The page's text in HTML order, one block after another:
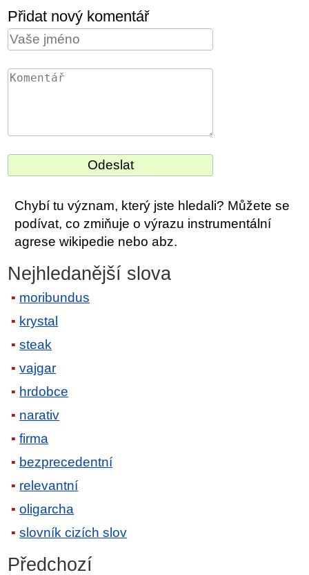
Přidat nový komentář
Chybí tu význam, který jste hledali? Můžete se
podívat, co zmiňuje o výrazu instrumentální
agrese wikipedie nebo abz.
Nejhledanější slova
moribundus
krystal
steak
vajgar
hrdobce
narativ
firma
bezprecedentní
relevantní
oligarcha
slovník cizích slov
Předchozí